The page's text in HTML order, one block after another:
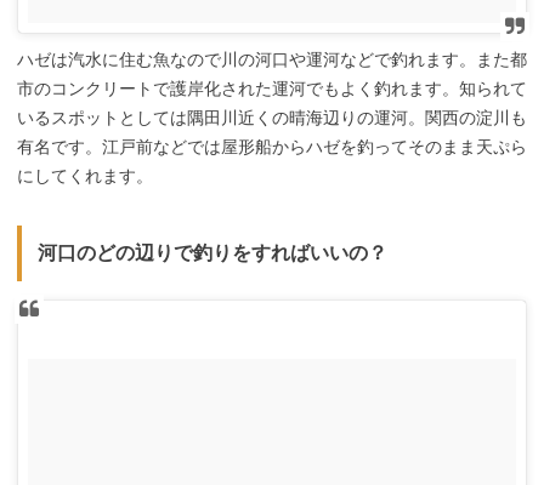
ハゼは汽水に住む魚なので川の河口や運河などで釣れます。また都
市のコンクリートで護岸化された運河でもよく釣れます。知られて
いるスポットとしては隅田川近くの晴海辺りの運河。関西の淀川も
有名です。江戸前などでは屋形船からハゼを釣ってそのまま天ぷら
にしてくれます。
河口のどの辺りで釣りをすればいいの？